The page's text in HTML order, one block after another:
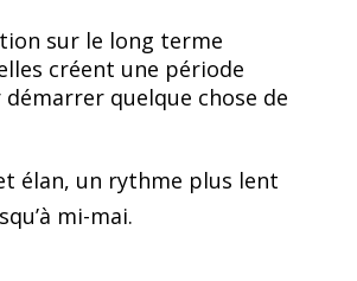
sur le long terme
créent une période
quelque chose de
élan, un rythme plus lent
mi-mai.